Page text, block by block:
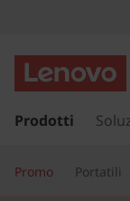
a
a
Prodotti
Promo Portatili